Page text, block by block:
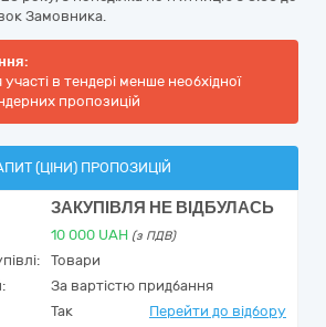
Замовника.
в тендері менше необхідної
пропозицій
(ЦІНИ) ПРОПОЗИЦІЙ
ЗАКУПІВЛЯ НЕ ВІДБУЛАСЬ
10 000 UAH (з ПДВ)
Товари
За вартістю придбання
Так Перейти до відбору